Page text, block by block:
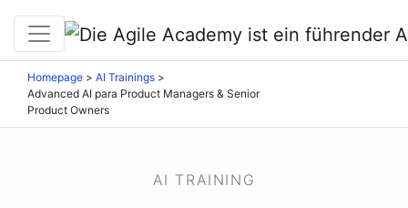
Homepage > AI Trainings >
Advanced AI para Product Managers & Senior
Product Owners
AI TRAINING